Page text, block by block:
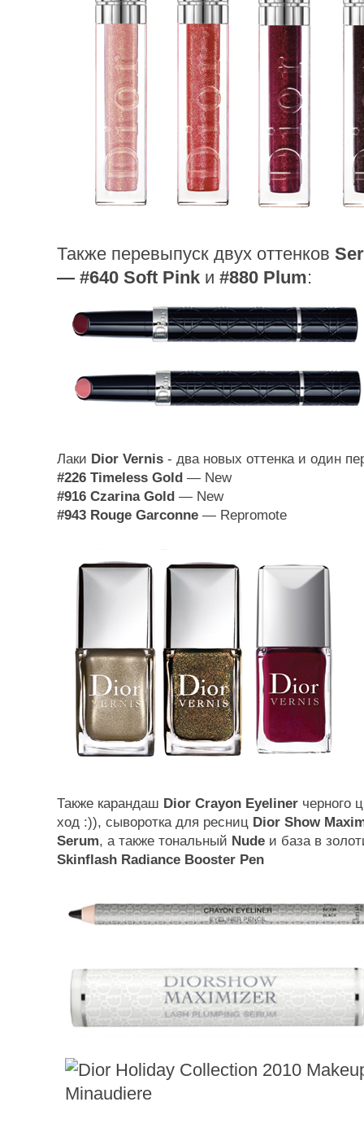
Также перевыпуск двух оттенков
— #640 Soft Pink и #880 Plum:
Лаки Dior Vernis - два новых оттенка и один
#226 Timeless Gold — New
#916 Czarina Gold — New
#943 Rouge Garconne — Repromote
Также карандаш Dior Crayon Eyeliner черного
ход :)), сыворотка для ресниц Dior Show
Serum, а также тональный Nude и база в
Skinflash Radiance Booster Pen